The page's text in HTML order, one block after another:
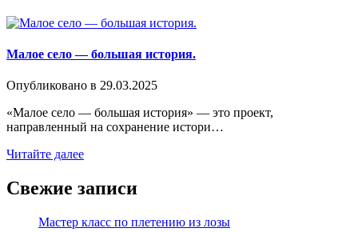
Малое село — большая история.
Опубликовано в 29.03.2025
«Малое село — большая история» — это проект,
направленный на сохранение истори…
Читайте далее
Свежие записи
Мастер класс по плетению из лозы